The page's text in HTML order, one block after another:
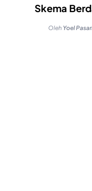
Skema
Oleh Yoel